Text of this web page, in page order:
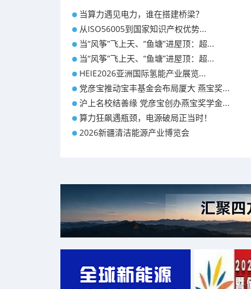
当算力遇见电力，谁在搭建桥梁？
从ISO56005到国家知识产权优势...
当“风筝”飞上天、“鱼塘”进屋顶：超...
当“风筝”飞上天、“鱼塘”进屋顶：超...
HEIE2026亚洲国际氢能产业展览...
党彦宝推动宝丰基金会布局厦大 燕宝奖...
沪上名校结善缘 党彦宝创办燕宝奖学金...
算力狂飙遇瓶颈，电源破局正当时！
2026新疆清洁能源产业博览会